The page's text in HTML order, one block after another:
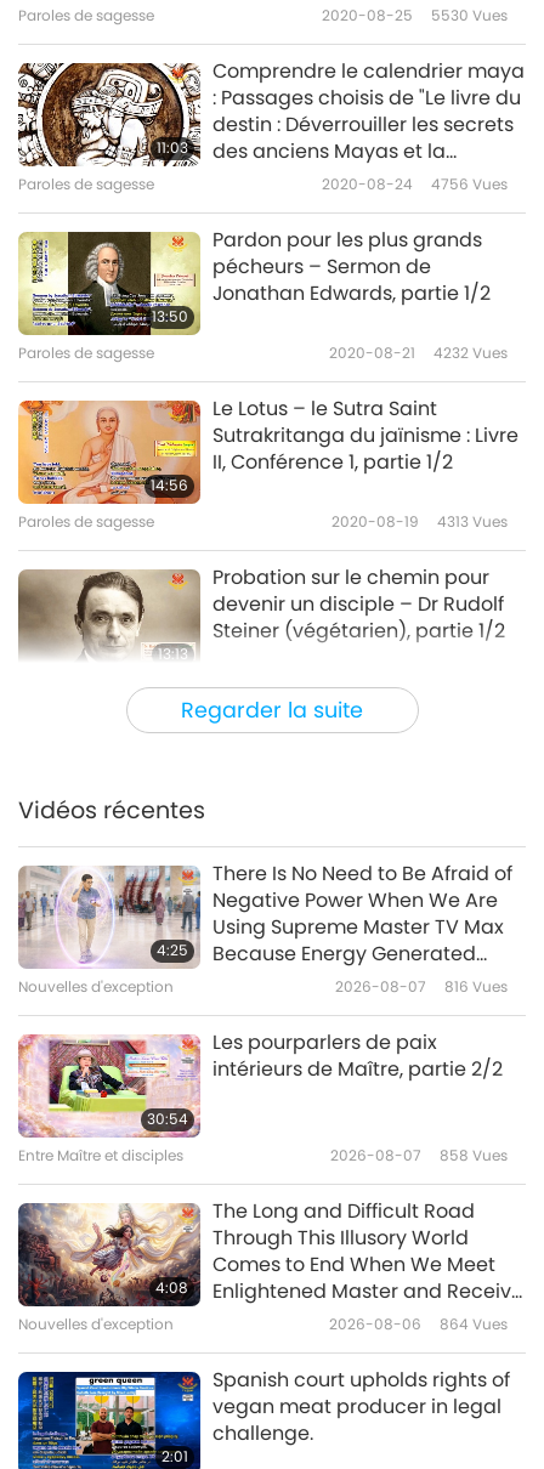
Suprême Ching Hai (végane)
au Costa Rica, le 29 mai 1991
Paroles de sagesse 2024-01-03 6004 Vues
Regarder la suite
Paroles de sagesse 2020-08-25 5530 Vues
11:03
Comprendre le calendrier maya
: Passages choisis de "Le livre du
destin : Déverrouiller les secrets
des anciens Mayas et la
prophétie de 2012" par Don
partie 1/3
Paroles de sagesse 2020-08-24 4756 Vues
13:50
Pardon pour les plus grands
pécheurs – Sermon de
Jonathan Edwards, partie 1/2
Paroles de sagesse 2020-08-21 4232Vues
14:56
Le Lotus – le Sutra Saint
Sutrakritanga du jaïnisme : Livre
II, Conférence 1, partie 1/2
Paroles de sagesse 2020-08-19 4313Vues
13:13
Probation sur le chemin pour
devenir un disciple – Dr Rudolf
Steiner (végétarien), partie 1/2
Paroles de sagesse 2020-08-17
13:08
13:07
Des passages des
enseignements sacrés de la
théosophie : « La voix du silence
– Les sept portails », Segment 1,
partie 1 de 2
12:17
Des passages du Menog-i
11:26
Passages choisis de "Le grand
traité sur les étapes du chemin
menant à l’illumination –
chapitre 3 : comment écouter et
expliquer les Enseignements",
partie 1/2
Passages choisis du livre du
Mahatma Gandhi, « Chemin
Vidéos récentes
4:25
There Is No Need to Be Afraid of
Negative Power When We Are
Using Supreme Master TV Max
Because Energy Generated
from It Is Far More Powerful than
Nouvelles d'exception 2026-08-07 816 Vues
30:54
Les pourparlers de paix
intérieurs de Maître, partie 2/2
Entre Maître et disciples 2026-08-07 858 Vues
4:08
The Long and Difficult Road
Through This Illusory World
Comes to End When We Meet
Enlightened Master and Receive
Nouvelles d'exception 2026-08-06 864 Vues
2:01
Spanish court upholds rights of
vegan meat producer in legal
challenge.